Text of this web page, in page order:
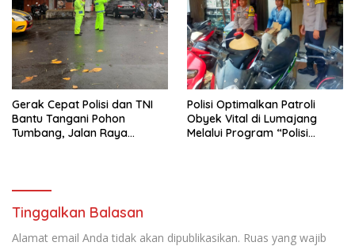
Gerak Cepat Polisi dan TNI
Bantu Tangani Pohon
Tumbang, Jalan Raya
Polisi Optimalkan Patroli
Obyek Vital di Lumajang
Melalui Program “Polisi
Tinggalkan Balasan
Alamat email Anda tidak akan dipublikasikan. Ruas yang wajib